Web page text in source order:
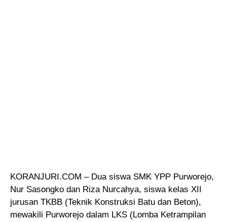
KORANJURI.COM – Dua siswa SMK YPP Purworejo,
Nur Sasongko dan Riza Nurcahya, siswa kelas XII
jurusan TKBB (Teknik Konstruksi Batu dan Beton),
mewakili Purworejo dalam LKS (Lomba Ketrampilan